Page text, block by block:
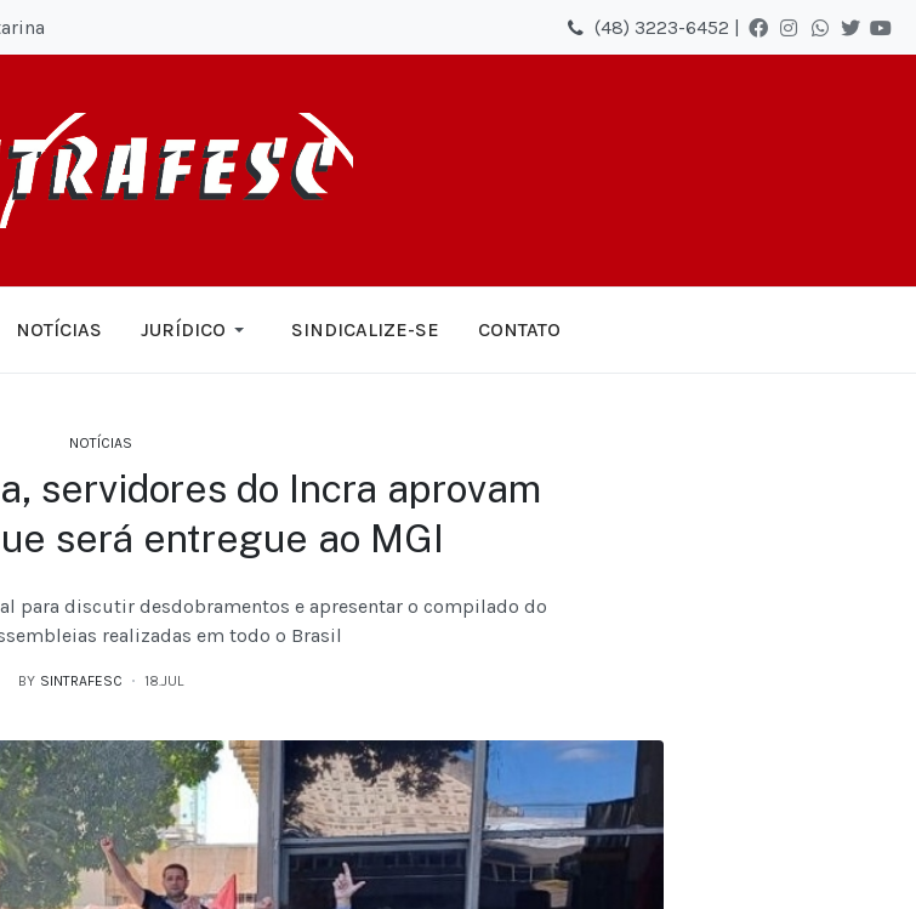
(48) 3223-6452 |
NOTÍCIAS JURÍDICO SINDICALIZE-SE CONTATO
NOTÍCIAS
servidores do Incra aprovam
será entregue ao MGI
para discutir desdobramentos e apresentar o compilado do
realizadas em todo o Brasil
BY SINTRAFESC 18.JUL